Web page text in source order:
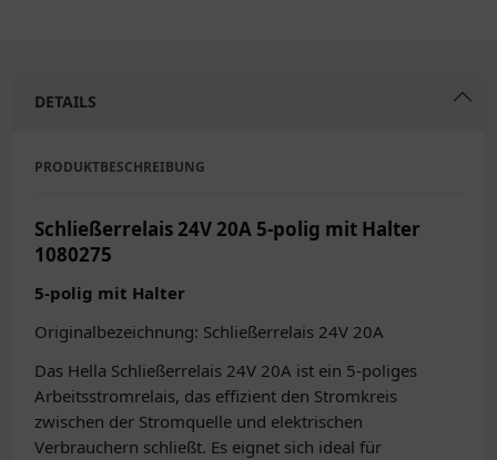
DETAILS
PRODUKTBESCHREIBUNG
Schließerrelais 24V 20A 5-polig mit Halter
1080275
5-polig mit Halter
Originalbezeichnung: Schließerrelais 24V 20A
Das Hella Schließerrelais 24V 20A ist ein 5-poliges
Arbeitsstromrelais, das effizient den Stromkreis
zwischen der Stromquelle und elektrischen
Verbrauchern schließt. Es eignet sich ideal für